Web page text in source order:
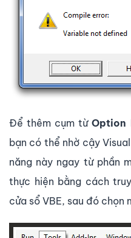
Để thêm cụm từOption
bạn có thể nhờ cậy
năng này ngay từ phần
thực hiện bằng cách
cửa sổ VBE, sau đó chọn